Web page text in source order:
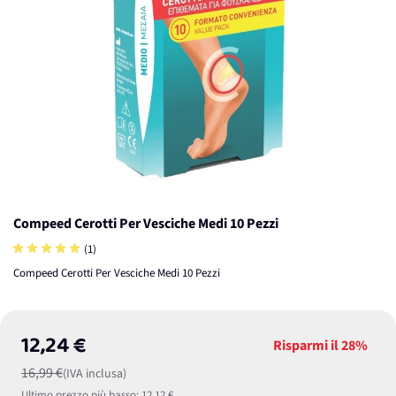
Compeed Cerotti Per Vesciche Medi 10 Pezzi
(1)
Compeed Cerotti Per Vesciche Medi 10 Pezzi
12,24 €
16,99 €(IVA inclusa)
Risparmi il28%